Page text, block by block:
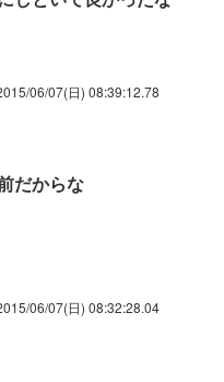
06/07(日) 08:39:12.78
だからな
06/07(日) 08:32:28.04